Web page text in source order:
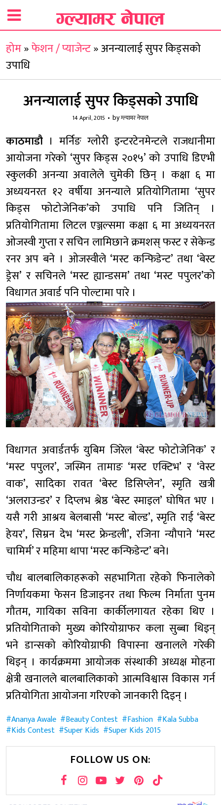
होम»फेशन / प्याजेन्ट»अनन्यालाई सुपर किड्सको
उपाधि
अनन्यालाई सुपर किड्सको उपाधि
14 April, 2015 byग्ल्यामर नेपाल
काठमाडौ । मर्निङ ग्लोरी इन्टरटेनमेन्टले राजधानीमा
आयोजना गरेको ‘सुपर किड्स २०१५’ को उपाधि डिएभी
स्कुलकी अनन्या अवालेले चुमेकी छिन् । कक्षा ६ मा
अध्ययनरत १२ वर्षीया अनन्याले प्रतियोगितामा ‘सुपर
किड्स फोटोजेनिक’को उपाधि पनि जितिन् ।
प्रतियोगितामा लिटल एञ्जल्समा कक्षा ६ मा अध्ययनरत
ओजस्वी गुप्ता र सचिन लामिछाने क्रमशस् फस्ट र सेकेन्ड
रनर अप बने । ओजस्वीले ‘मस्ट कन्फिडेन्ट’ तथा ‘बेस्ट
ड्रेस’ र सचिनले ‘मस्ट ह्यान्डसम’ तथा ‘मस्ट पपुलर’को
विधागत अवार्ड पनि पोल्टामा पारे ।
विधागत अवार्डतर्फ युबिम जिरेल ‘बेस्ट फोटोजेनिक’ र
‘मस्ट पपुलर’, जस्मिन तामाङ ‘मस्ट एक्टिभ’ र ‘वेस्ट
वाक’, सादिका रावत ‘बेस्ट डिसिप्लेन’, स्मृति खत्री
‘अलराउन्डर’ र दिप्लभ श्रेष्ठ ‘बेस्ट स्माइल’ घोषित भए ।
यसै गरी आश्रय बेलबासी ‘मस्ट बोल्ड’, स्मृति राई ‘बेस्ट
हेयर’, सिम्रन देभ ‘मस्ट फ्रेन्डली’, रजिना न्यौपाने ‘मस्ट
चामिर्म’ र महिमा थापा ‘मस्ट कन्फिडेन्ट’ बने।
चौध बालबालिकाहरूको सहभागिता रहेको फिनालेको
निर्णायकमा फेसन डिजाइनर तथा फिल्म निर्माता पुनम
गौतम, गायिका सविना कार्कीलगायत रहेका थिए ।
प्रतियोगिताको मुख्य कोरियोग्राफर कला सुब्बा थिइन्
भने डान्सको कोरियोग्राफी विपास्ना खनालले गरेकी
थिइन् । कार्यक्रममा आयोजक संस्थाकी अध्यक्ष मोहना
क्षेत्री खनालले बालबालिकाको आत्मविश्वास विकास गर्न
प्रतियोगिता आयोजना गरिएको जानकारी दिइन् ।
Ananya Awale Beauty Contest Fashion
Kala Subba
Kids Contest
Super Kids Super Kids 2015
FOLLOW US ON: